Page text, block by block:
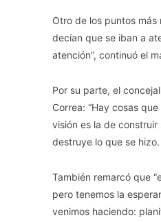
Otro de los puntos
decían que se iban a
atención”, continuó el
Por su parte, el
Correa: “Hay cosas
visión es la de
destruye lo que se
También remarcó que
pero tenemos la
venimos haciendo: